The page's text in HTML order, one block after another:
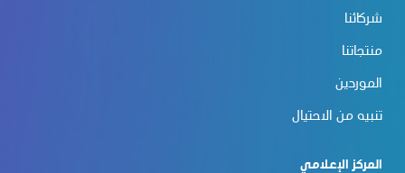
شركائنا
منتجاتنا
الموردين
تنبيه من الاحتيال
المركز الإعلامي